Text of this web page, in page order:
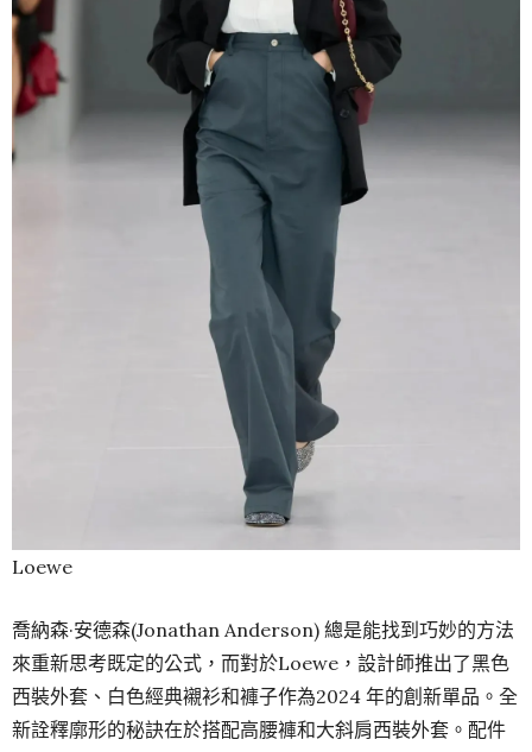
Loewe
喬納森·安德森(Jonathan Anderson) 總是能找到巧妙的方法
來重新思考既定的公式，而對於Loewe，設計師推出了黑色
西裝外套、白色經典襯衫和褲子作為2024 年的創新單品。全
新詮釋廓形的秘訣在於搭配高腰褲和大斜肩西裝外套。配件